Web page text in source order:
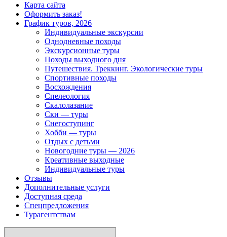
Карта сайта
Оформить заказ!
График туров, 2026
Индивидуальные экскурсии
Однодневные походы
Экскурсионные туры
Походы выходного дня
Путешествия. Треккинг. Экологические туры
Спортивные походы
Восхождения
Спелеология
Скалолазание
Ски — туры
Снегоступинг
Хобби — туры
Отдых с детьми
Новогодние туры — 2026
Креативные выходные
Индивидуальные туры
Отзывы
Дополнительные услуги
Доступная среда
Спецпредложения
Турагентствам